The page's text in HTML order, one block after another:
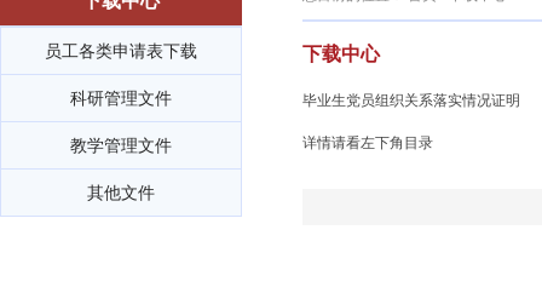
员工各类申请表下载
科研管理文件
教学管理文件
其他文件
下载中心
毕业生党员组织关系落实情况证明
详情请看左下角目录